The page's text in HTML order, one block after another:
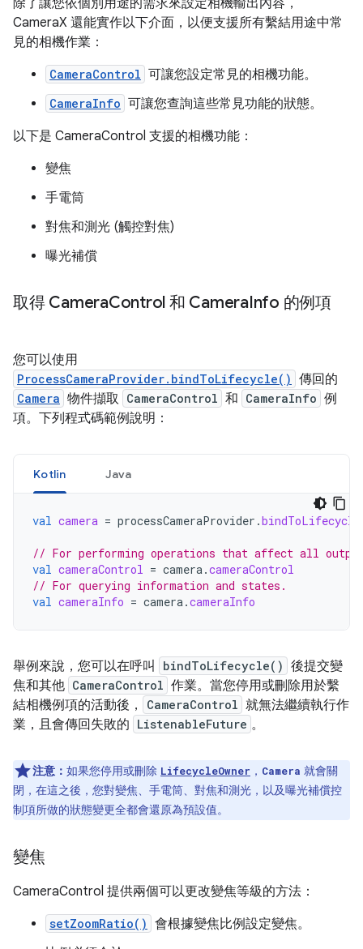
除了讓您依個別用途的需求來設定相機輸出內容，
CameraX 還能實作以下介面，以便支援所有繫結用途中常
見的相機作業：
CameraControl 可讓您設定常見的相機功能。
CameraInfo 可讓您查詢這些常見功能的狀態。
以下是 CameraControl 支援的相機功能：
變焦
手電筒
對焦和測光 (觸控對焦)
曝光補償
取得 CameraControl 和 CameraInfo 的例項
您可以使用
ProcessCameraProvider.bindToLifecycle() 傳回的
Camera 物件擷取 CameraControl 和 CameraInfo 例
項。下列程式碼範例說明：
Kotlin Java
val camera = processCameraProvider .bindToLifecycle
// For performing operations that affect all
val cameraControl = camera.cameraControl
// For querying information and states.
val cameraInfo = camera.cameraInfo
舉例來說，您可以在呼叫 bindToLifecycle() 後提交變
焦和其他 CameraControl 作業。當您停用或刪除用於繫
結相機例項的活動後，
CameraControl 就無法繼續執行作
業，且會傳回失敗的 ListenableFuture 。
注意： 如果您停用或刪除 LifecycleOwner ， Camera 就會關
閉，在這之後，您對變焦、手電筒、對焦和測光，以及曝光補償控
制項所做的狀態變更全都會還原為預設值。
變焦
CameraControl 提供兩個可以更改變焦等級的方法：
setZoomRatio() 會根據變焦比例設定變焦。